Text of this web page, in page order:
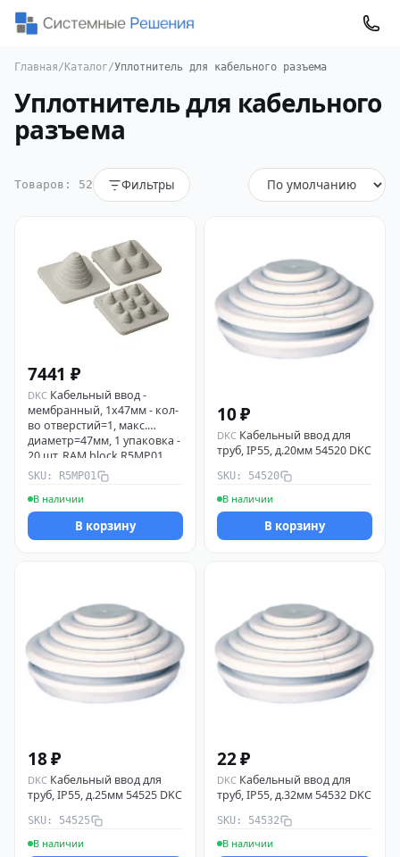
Главная/ Каталог/Уплотнитель для кабельного разъема
Уплотнитель для кабельного
разъема
Товаров: 52 Фильтры
7441 ₽
DKC Кабельный ввод -
мембранный, 1х47мм - кол-
во отверстий=1, макс.
диаметр=47мм, 1 упаковка -
20 шт. RAM block R5MP01
DKC
SKU: R5MP01
В наличии
В корзину
10 ₽
DKC Кабельный ввод для
труб, IP55, д.20мм 54520 DKC
SKU: 54520
В наличии
В корзину
18 ₽
DKC Кабельный ввод для
труб, IP55, д.25мм 54525 DKC
SKU: 54525
В наличии
22 ₽
DKC Кабельный ввод для
труб, IP55, д.32мм 54532 DKC
SKU: 54532
В наличии